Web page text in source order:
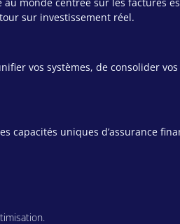
sur investissement réel.
vos systèmes, de consolider
capacités uniques d’assurance